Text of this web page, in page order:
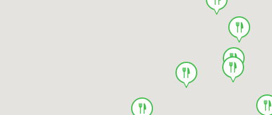
food
food
food
food
food